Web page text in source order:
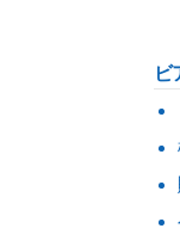
ビ